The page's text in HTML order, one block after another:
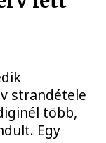
strandétele
több,
Egy